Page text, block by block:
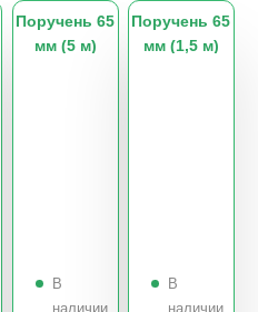
Поручень 65
мм (5 м)
Поручень 65
мм (1,5 м)